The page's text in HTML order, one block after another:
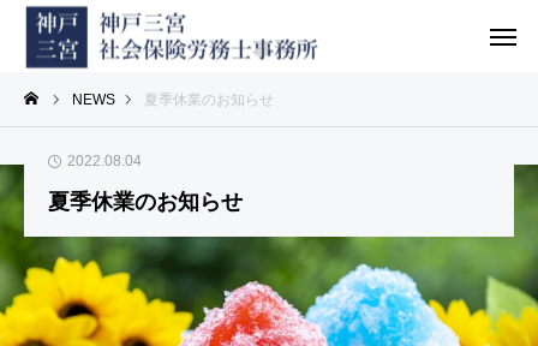
NEWS 夏季休業のお知らせ
2022.08.04
夏季休業のお知らせ